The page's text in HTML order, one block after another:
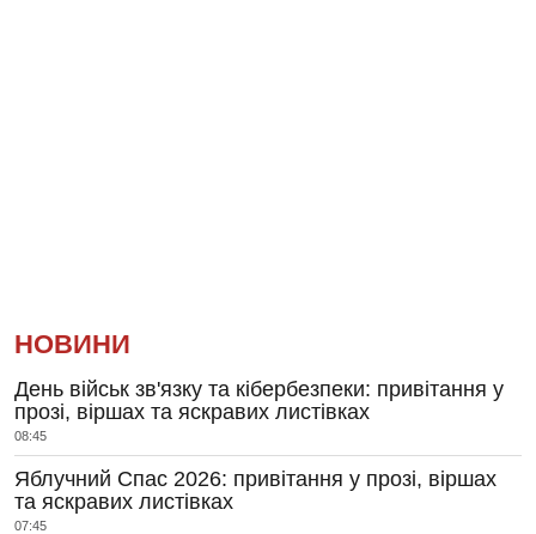
НОВИНИ
День військ зв'язку та кібербезпеки: привітання у
прозі, віршах та яскравих листівках
08:45
Яблучний Спас 2026: привітання у прозі, віршах
та яскравих листівках
07:45